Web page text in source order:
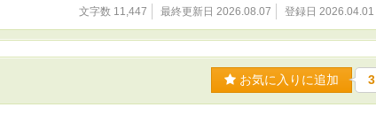
文字数 11,447 最終更新日 2026.08.07 登録日 2026.04.01
お気に入りに追加 3